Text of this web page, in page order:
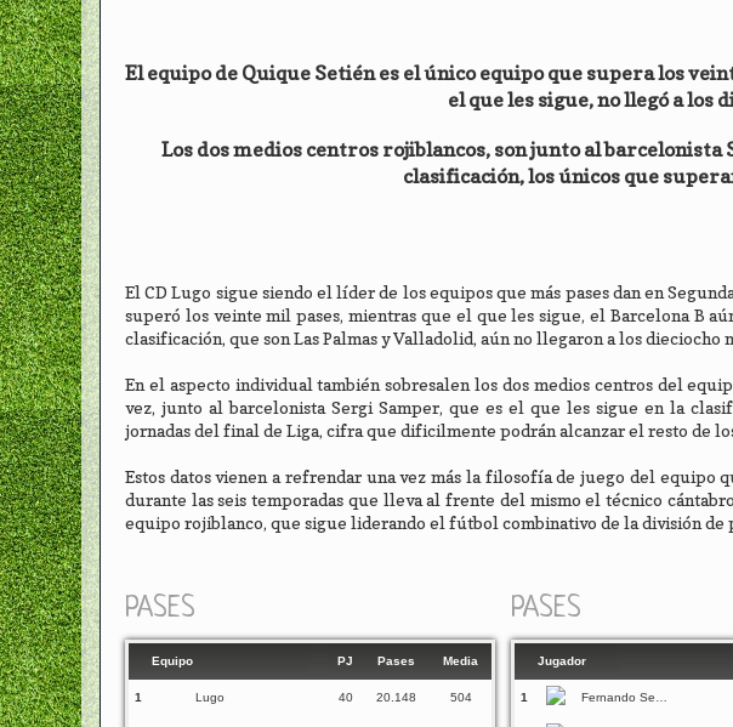
El equipo de Quique Setién es el único equipo que supera los
el que les sigue, no llegó a los
Los dos medios centros rojiblancos, son junto al barcelonista
clasificación, los únicos que
El CD Lugo sigue siendo el líder de los equipos que más pases dan en
superó los veinte mil pases, mientras que el que les sigue, el Barcelona B
clasificación, que son Las Palmas y Valladolid, aún no llegaron a los dieciocho
En el aspecto individual también sobresalen los dos medios centros del
vez, junto al barcelonista Sergi Samper, que es el que les sigue en la
jornadas del final de Liga, cifra que dificilmente podrán alcanzar el resto de
Estos datos vienen a refrendar una vez más la filosofía de juego del equipo
durante las seis temporadas que lleva al frente del mismo el técnico
equipo rojiblanco, que sigue liderando el fútbol combinativo de la división de
PASES
Equipo PJ Pases Media
1 Lugo 40 20.148 504
PASES
Jugador
1